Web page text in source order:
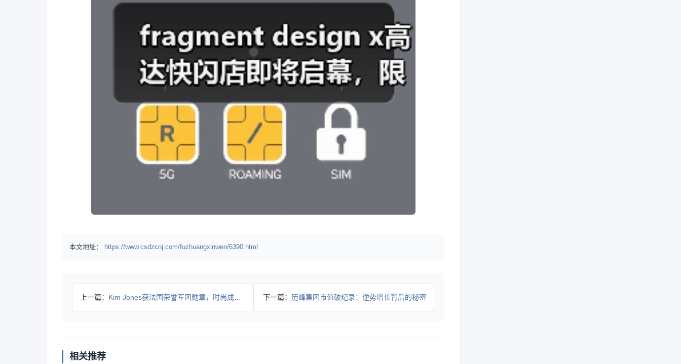
本文地址： https://www.csdzcnj.com/fuzhuangxinwen/6390.html
上一篇： Kim Jones获法国荣誉军团勋章，时尚成就如何登顶？ 下一篇： 历峰集团市值破纪录：逆势增长背后的秘密
相关推荐